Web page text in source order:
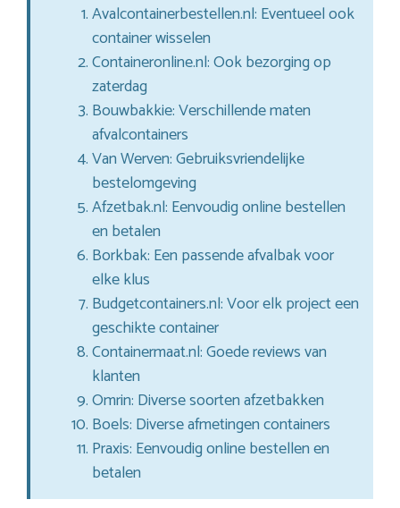
Avalcontainerbestellen.nl: Eventueel ook
container wisselen
Containeronline.nl: Ook bezorging op
zaterdag
Bouwbakkie: Verschillende maten
afvalcontainers
Van Werven: Gebruiksvriendelijke
bestelomgeving
Afzetbak.nl: Eenvoudig online bestellen
en betalen
Borkbak: Een passende afvalbak voor
elke klus
Budgetcontainers.nl: Voor elk project een
geschikte container
Containermaat.nl: Goede reviews van
klanten
Omrin: Diverse soorten afzetbakken
Boels: Diverse afmetingen containers
Praxis: Eenvoudig online bestellen en
betalen